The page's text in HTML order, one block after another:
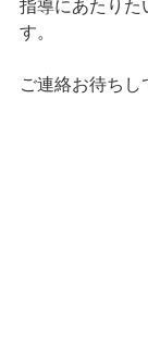
指導にあたりた
す。
ご連絡お待ちし